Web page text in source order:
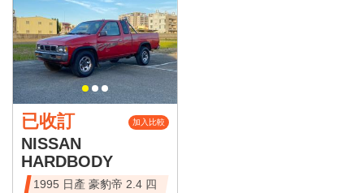
已收訂 加入比較
NISSAN
HARDBODY
1995 日產 豪豹帝 2.4 四